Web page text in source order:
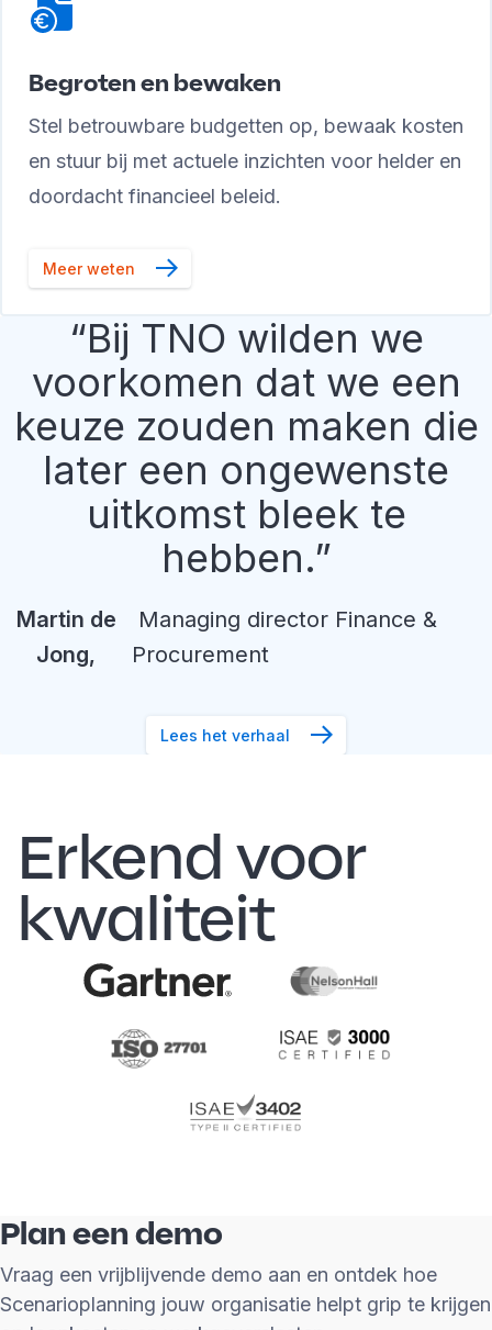
Begroten en bewaken
Stel betrouwbare budgetten op, bewaak kosten
en stuur bij met actuele inzichten voor helder en
doordacht financieel beleid.
Meer weten
Bij TNO wilden we
voorkomen dat we een
keuze zouden maken die
later een ongewenste
uitkomst bleek te
hebben.
Martin de
Jong,
Managing director Finance &
Procurement
Lees het verhaal
Erkend voor
kwaliteit
Plan een demo
Vraag een vrijblijvende demo aan en ontdek hoe
Scenarioplanning jouw organisatie helpt grip te krijgen